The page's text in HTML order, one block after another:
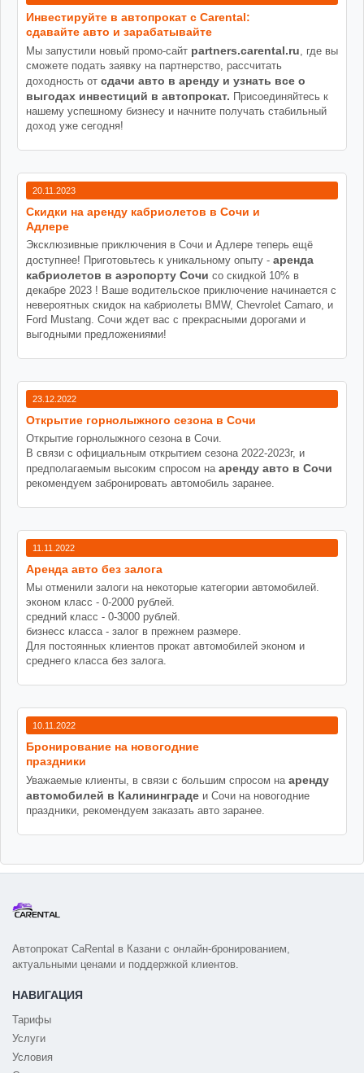
Инвестируйте в автопрокат с Carental:
сдавайте авто и зарабатывайте
Мы запустили новый промо-сайт partners.carental.ru , где вы
сможете подать заявку на партнерство, рассчитать
доходность от сдачи авто в аренду и узнать все о
выгодах инвестиций в автопрокат. Присоединяйтесь к
нашему успешному бизнесу и начните получать стабильный
доход уже сегодня!
20.11.2023
Cкидки на аренду кабриолетов в Сочи и
Адлере
Эксклюзивные приключения в Сочи и Адлере теперь ещё
доступнее! Приготовьтесь к уникальному опыту - аренда
кабриолетов в аэропорту Сочи со скидкой 10% в
декабре 2023 ! Ваше водительское приключение начинается с
невероятных скидок на кабриолеты BMW, Chevrolet Camaro, и
Ford Mustang. Сочи ждет вас с прекрасными дорогами и
выгодными предложениями!
23.12.2022
Открытие горнолыжного сезона в Сочи
Открытие горнолыжного сезона в Сочи.
В связи с официальным открытием сезона 2022-2023г, и
предполагаемым высоким спросом на аренду авто в Сочи
рекомендуем забронировать автомобиль заранее.
11.11.2022
Аренда авто без залога
Мы отменили залоги на некоторые категории автомобилей.
эконом класс - 0-2000 рублей.
средний класс - 0-3000 рублей.
бизнесс класса - залог в прежнем размере.
Для постоянных клиентов прокат автомобилей эконом и
среднего класса без залога.
10.11.2022
Бронирование на новогодние
праздники
Уважаемые клиенты, в связи с большим спросом на аренду
автомобилей в Калининграде и Сочи на новогодние
праздники, рекомендуем заказать авто заранее.
Автопрокат CaRental в Казани с онлайн-бронированием,
актуальными ценами и поддержкой клиентов.
НАВИГАЦИЯ
Тарифы
Услуги
Условия